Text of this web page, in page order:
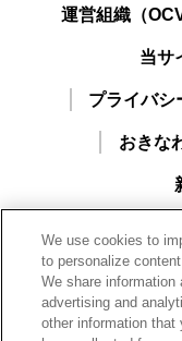
運営組織（
当サ
プライバシ
おきな
We use cookies to
to personalize
We share information
advertising and
other information